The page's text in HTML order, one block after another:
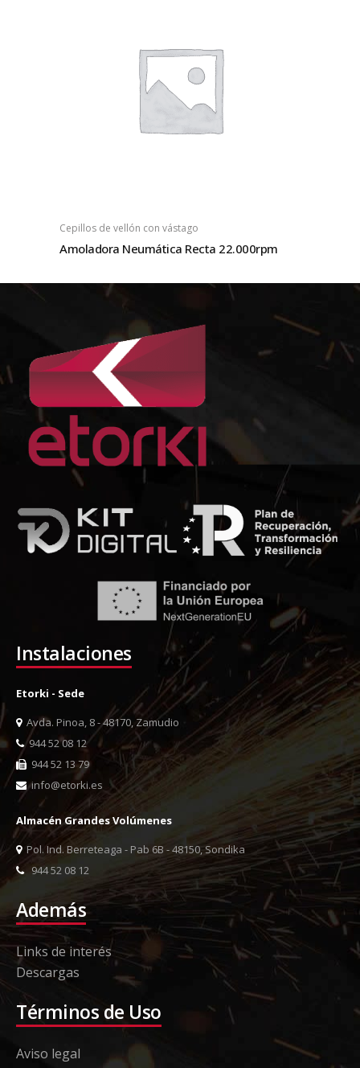
Cepillos de vellón con vástago
Amoladora Neumática Recta 22.000rpm
Instalaciones
Etorki - Sede
Avda. Pinoa, 8 - 48170, Zamudio
944 52 08 12
944 52 13 79
info@etorki.es
Almacén Grandes Volúmenes
Pol. Ind. Berreteaga - Pab 6B - 48150, Sondika
944 52 08 12
Además
Links de interés
Descargas
Términos de Uso
Aviso legal